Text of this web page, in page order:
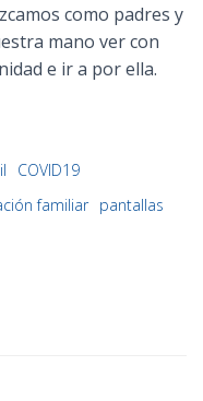
como padres y
mano ver con
e ir a por ella.
COVID19
familiar pantallas